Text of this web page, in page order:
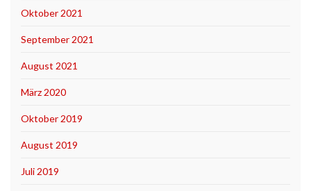
Oktober 2021
September 2021
August 2021
März 2020
Oktober 2019
August 2019
Juli 2019